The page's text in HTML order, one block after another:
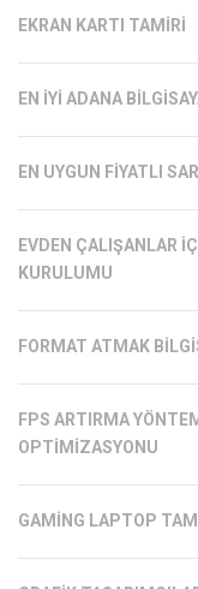
EKRAN KARTI TAMIRI
EN İYI ADANA
EN UYGUN FIYATLI
EVDEN ÇALIŞANLAR
KURULUMU
FORMAT ATMAK
FPS ARTIRMA
OPTIMIZASYONU
GAMING LAPTOP